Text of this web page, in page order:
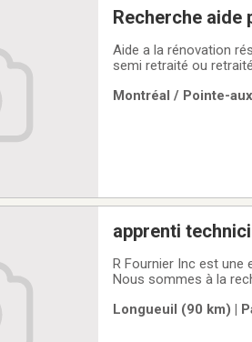
Recherche
Aide a la rénovation résidentielle
semi retraité ou
Montréal / Pointe-
apprenti
R Fournier Inc est une
Nous sommes à la
compétences
Longueuil (90 km) |